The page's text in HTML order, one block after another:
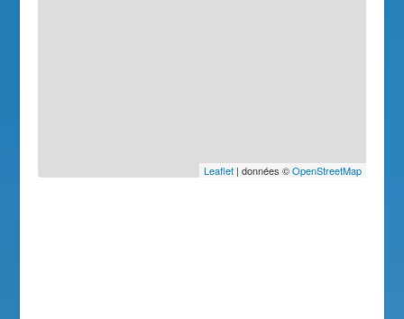
Leaflet| données ©OpenStreetMap